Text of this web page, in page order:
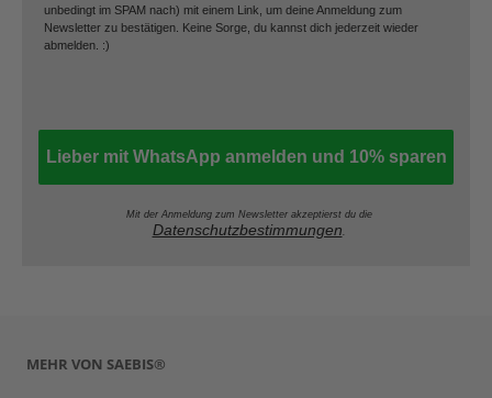
unbedingt im SPAM nach) mit einem Link, um deine Anmeldung zum
Newsletter zu bestätigen. Keine Sorge, du kannst dich jederzeit wieder
abmelden. :)
Lieber mit WhatsApp anmelden und 10% sparen
Mit der Anmeldung zum Newsletter akzeptierst du die
Datenschutzbestimmungen.
MEHR VON SAEBIS®